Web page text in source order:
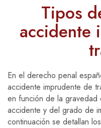
Tipos
accidente
En el derecho penal
accidente imprudente de
en función de la gravedad
accidente y del grado de
continuación se detallan